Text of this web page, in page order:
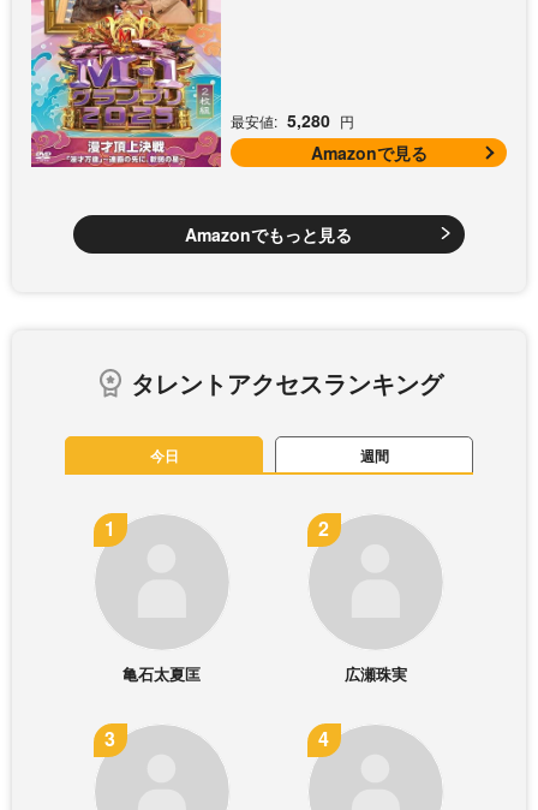
最安値: 5,280 円
Amazonで見る
Amazonでもっと見る
タレントアクセスランキング
今日 週間
亀石太夏匡 広瀬珠実